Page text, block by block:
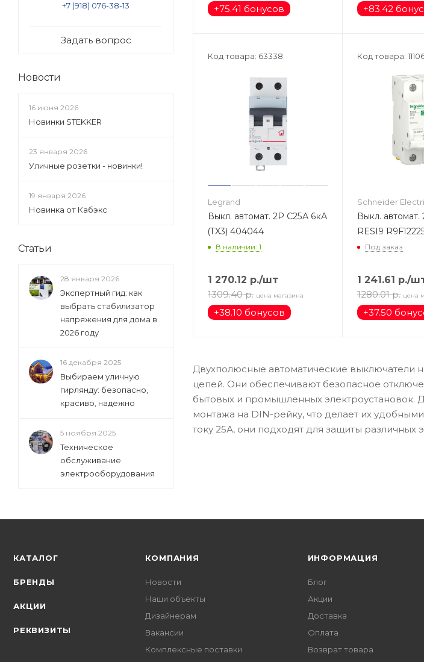
+75.41 бонусов +83.42
Код товара: 63338
Legrand
Выкл. автомат. 2Р С25А 6кА
(TX3) 404044
В наличии: 1
1 270.12 р./шт
1309.40 р. цена магазина
+38.10 бонусов
Код товара:
Schneider
Выкл.
RESI9
Под заказ
1 241.61 р./
1280.01 р. цена
+37.50
Двухполюсные автоматические выключатели
цепей. Они обеспечивают безопасное
бытовых и промышленных электроустановок.
монтажа на DIN-рейку, что делает их
току 25А, они подходят для защиты
+7 (918) 076-38-13
Задать вопрос
Новости
16 июня 2026
Новинки STEKKER
23 января 2026
Уличные розетки - новинки!
19 января 2026
Новинка от Кабэкс
Статьи
28 января 2026
Экспертный гид: как
выбрать стабилизатор
напряжения для дома в
2026 году
16 декабря 2025
Выбираем уличную
гирлянду: безопасно,
красиво, надежно
5 ноября 2025
Техническое
обслуживание
электрооборудования
КАТАЛОГ
БРЕНДЫ
АКЦИИ
РЕКВИЗИТЫ
КОМПАНИЯ
Новости
Наши объекты
Дизайнерам
Вакансии
Комплексные поставки
ИНФОРМАЦИЯ
Блог
Акции
Доставка
Оплата
Возврат товара